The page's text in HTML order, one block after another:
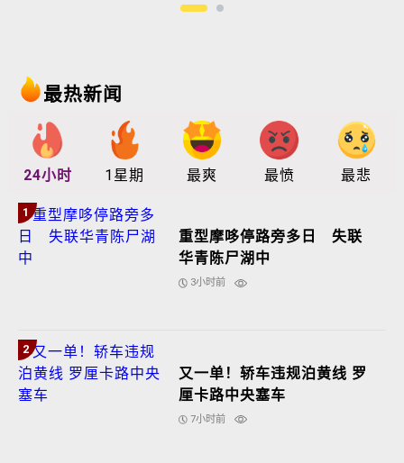
最热新闻
24小时 1星期 最爽 最愤 最悲
1
重型摩哆停路旁多日 失联
华青陈尸湖中
3小时前
2
又一单！轿车违规泊黄线 罗
厘卡路中央塞车
7小时前